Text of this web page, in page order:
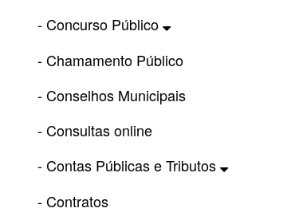
- Concurso Público
- Chamamento Público
- Conselhos Municipais
- Consultas online
- Contas Públicas e Tributos
- Contratos